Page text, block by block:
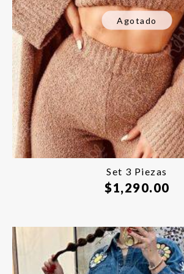
Agotado
Set 3 Piezas
$1,290.00